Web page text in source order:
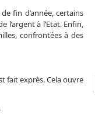
fin d’année, certains
à l’Etat. Enfin,
confrontées à des
fait exprès. Cela ouvre